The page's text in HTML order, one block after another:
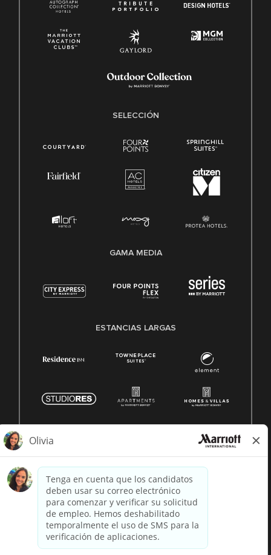
SELECCIÓN
GAMA MEDIA
ESTANCIAS LARGAS